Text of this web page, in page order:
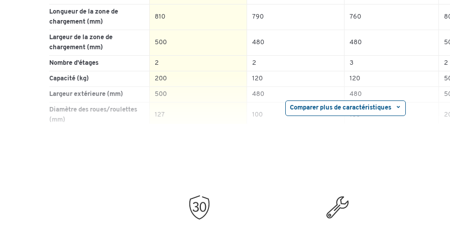
Comparer plus de caractéristiques
Longueur de la zone de
chargement (mm)
810 790 760
Largeur de la zone de
chargement (mm)
500 480 480
Nombre d'étages 2 2 3 2
Capacité (kg) 200 120 120
Largeur extérieure (mm) 500 480 480
Diamètre des roues/roulettes
(mm)
127 100 100
tout caoutchouc